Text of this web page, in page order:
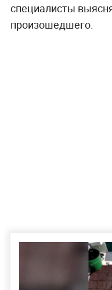
специалисты
произошедшего.